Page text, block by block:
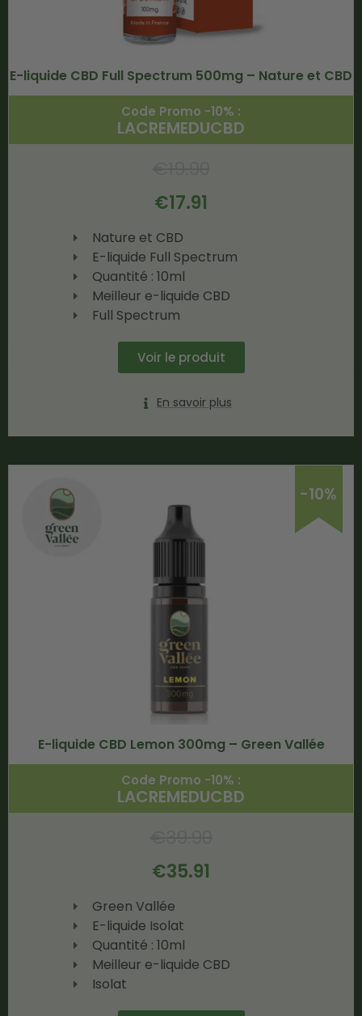
E-liquide CBD Full Spectrum 500mg – Nature et CBD
Code Promo -10% :
LACREMEDUCBD
€17.91
Nature et CBD
E-liquide Full Spectrum
Quantité : 10ml
Meilleur e-liquide CBD
Full Spectrum
Voir le produit
En savoir plus
-10%
E-liquide CBD Lemon 300mg – Green Vallée
Code Promo -10% :
LACREMEDUCBD
€35.91
Green Vallée
E-liquide Isolat
Quantité : 10ml
Meilleur e-liquide CBD
Isolat